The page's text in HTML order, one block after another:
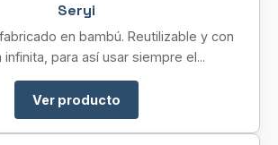
Seryi
en bambú. Reutilizable y con
infinita, para así usar siempre el...
Ver producto